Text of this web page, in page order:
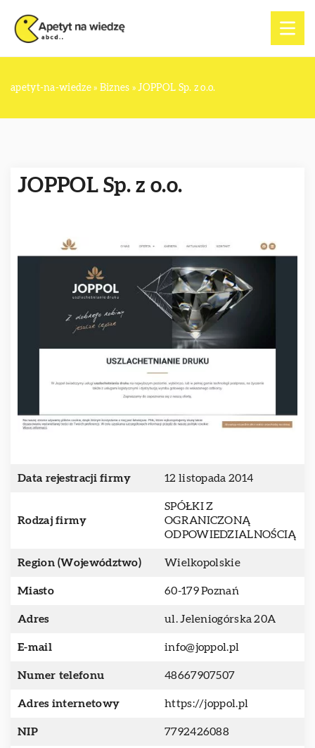
apetyt-na-wiedze» Biznes »JOPPOL Sp. z o.o.
JOPPOL Sp. z o.o.
Data rejestracji firmy 12 listopada 2014
Rodzaj firmy
SPÓŁKI Z
OGRANICZONĄ
ODPOWIEDZIALNOŚCIĄ
Region (Województwo) Wielkopolskie
Miasto 60-179 Poznań
Adres ul. Jeleniogórska 20A
E-mail info@joppol.pl
Numer telefonu 48667907507
Adres internetowy https://joppol.pl
NIP 7792426088